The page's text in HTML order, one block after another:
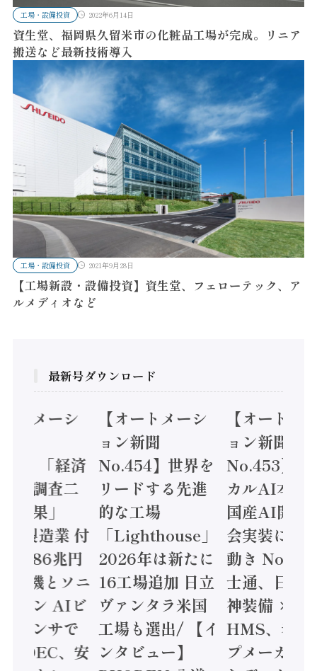
工場・設備投資 2022年6月14日
資生堂、福岡県久留米市の化粧品工場が完成。リニア
搬送など最新技術導入
工場・設備投資 2021年9月28日
【工場新設・設備投資】資生堂、フェローテック、ア
ルメディオなど
最新号ダウンロード
トメーシ
】「経済
態調査二
結果」
年製造業 付
額86兆円
電機とソニ
コン AIビ
センサで
/ IDEC、安
【オートメーシ
ョン新聞
No.454】世界を
リードする先進
的な工場
「Lighthouse」
2026年は新たに
16工場追加 日立
ヴァンタラ米国
工場も選出/ 【イ
ンタビュー】
【オートメ
ョン新聞
No.453】フ
カルAI本格
国産AI開発
会実装に活
動き
士通、日立
神装備 ×
HMS、老舗
プメーカー